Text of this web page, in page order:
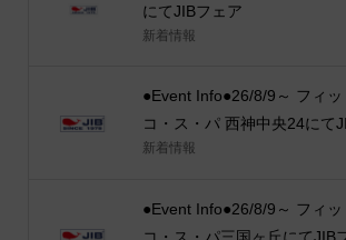
にてJIBフェア
新着情報
●Event Info●26/8/9～ フィ
コ・ス・パ 西神中央24にて
新着情報
●Event Info●26/8/9～ フィ